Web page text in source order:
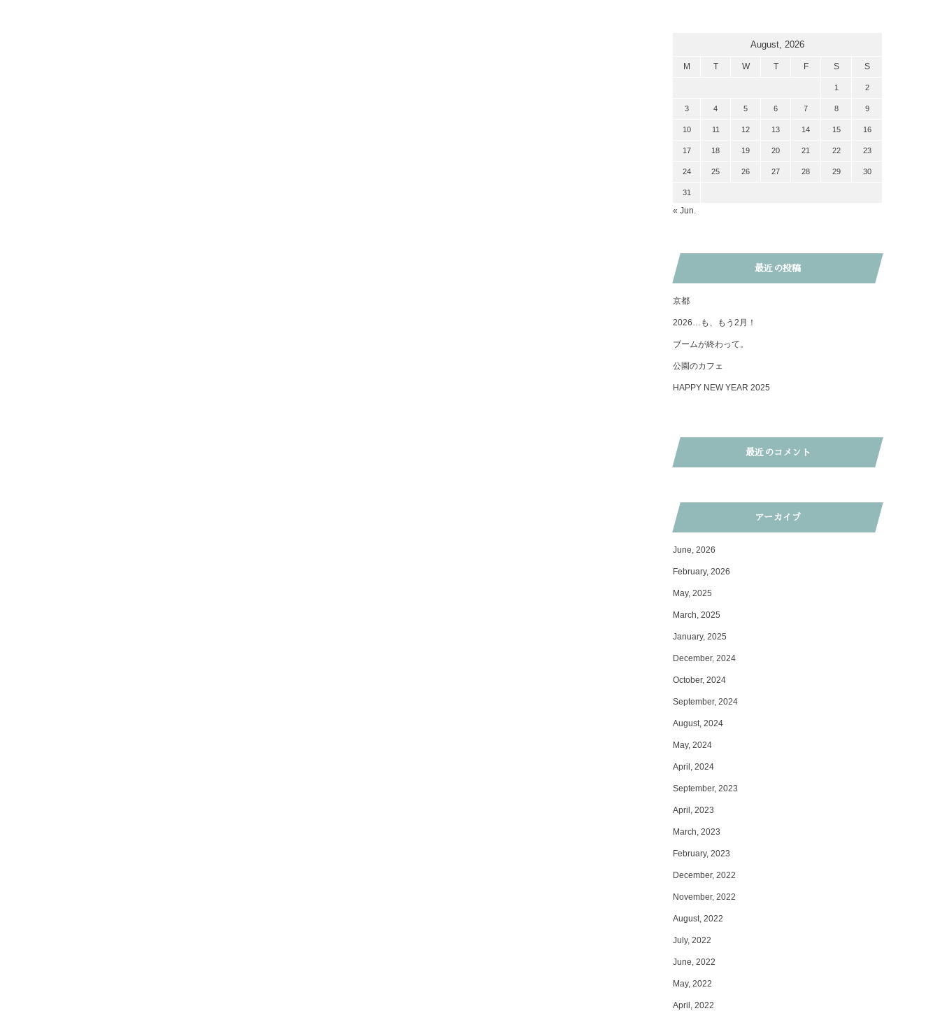
August, 2026
M T W T F S S
1 2
3 4 5 6 7 8 9
10 11 12 13 14 15 16
17 18 19 20 21 22 23
24 25 26 27 28 29 30
31
« Jun.
最近の投稿
京都
2026…も、もう2月！
ブームが終わって。
公園のカフェ
HAPPY NEW YEAR 2025
最近のコメント
アーカイブ
June, 2026
February, 2026
May, 2025
March, 2025
January, 2025
December, 2024
October, 2024
September, 2024
August, 2024
May, 2024
April, 2024
September, 2023
April, 2023
March, 2023
February, 2023
December, 2022
November, 2022
August, 2022
July, 2022
June, 2022
May, 2022
April, 2022